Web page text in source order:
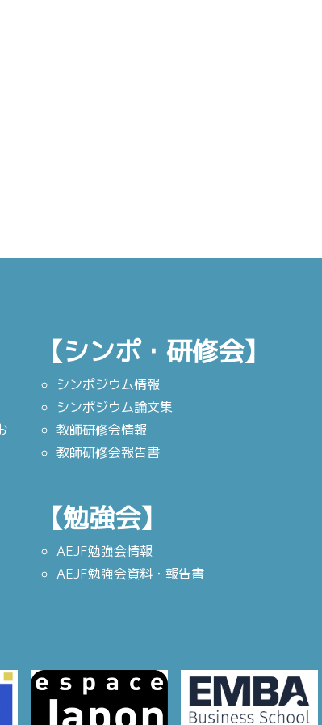
【シンポ・研修会】
シンポジウム情報
シンポジウム論文集
教師研修会情報
教師研修会報告書
【勉強会】
AEJF勉強会情報
AEJF勉強会資料・報告書